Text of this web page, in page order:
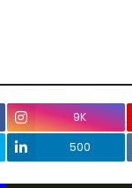
9K
500